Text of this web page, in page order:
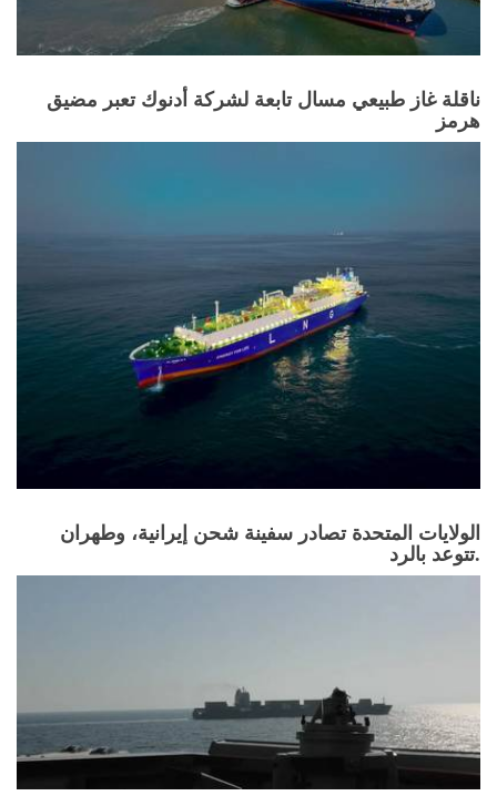
ناقلة غاز طبيعي مسال تابعة لشركة أدنوك تعبر مضيق
هرمز
الولايات المتحدة تصادر سفينة شحن إيرانية، وطهران
تتوعد بالرد.